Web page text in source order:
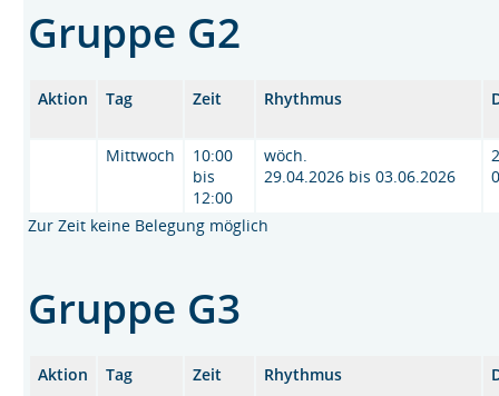
Gruppe G2
Aktion Tag Zeit Rhythmus
Mittwoch
10:00
bis
12:00
wöch.
29.04.2026 bis 03.06.2026
Zur Zeit keine Belegung möglich
Gruppe G3
Aktion Tag Zeit Rhythmus